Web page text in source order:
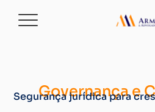
Governança e
Segurança jurídica para